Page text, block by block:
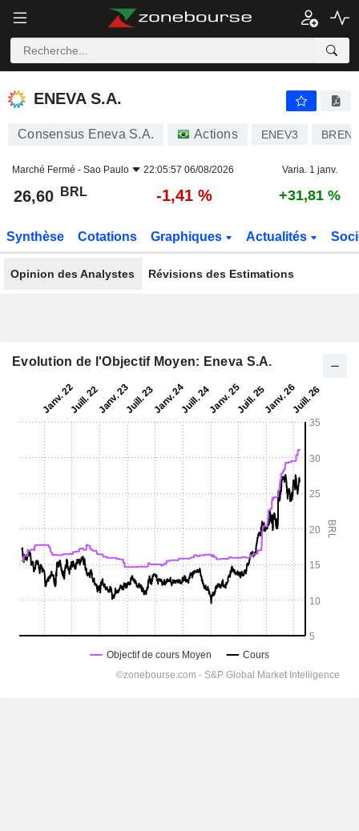
ENEVA S.A.
ENEVA S.A.
Consensus Eneva S.A. Actions ENEV3
Marché Fermé - Sao Paulo 22:05:57 06/08/2026 Varia. 1 janv.
26,60 BRL -1,41 % +31,81 %
Synthèse Cotations Graphiques Actualités
Opinion des Analystes Révisions des Estimations
Evolution de l'Objectif Moyen: Eneva S.A.